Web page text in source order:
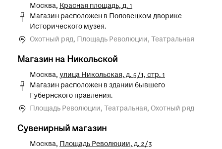
Москва, Красная площадь, д. 1
Магазин расположен в Половецком дворике
Исторического музея.
Охотный ряд, Площадь Революции, Театральная
Магазин на Никольской
Москва, улица Никольская, д. 5/1, стр. 1
Магазин расположен в здании бывшего
Губернского правления.
Площадь Революции, Театральная, Охотный ряд
Сувенирный магазин
Москва, Площадь Революции, д. 2/3